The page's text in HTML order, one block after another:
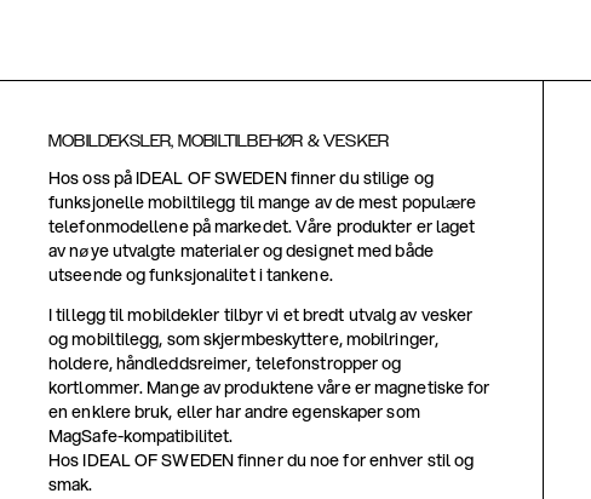
MOBILDEKSLER, MOBILTILBEHØR & VESKER
Hos oss på IDEAL OF SWEDEN finner du stilige og
funksjonelle mobiltilegg til mange av de mest populære
telefonmodellene på markedet. Våre produkter er laget
av nøye utvalgte materialer og designet med både
utseende og funksjonalitet i tankene.
I tillegg til mobildekler tilbyr vi et bredt utvalg av vesker
og mobiltilegg, som skjermbeskyttere, mobilringer,
holdere, håndleddsreimer, telefonstropper og
kortlommer. Mange av produktene våre er magnetiske for
en enklere bruk, eller har andre egenskaper som
MagSafe-kompatibilitet.
Hos IDEAL OF SWEDEN finner du noe for enhver stil og
smak.